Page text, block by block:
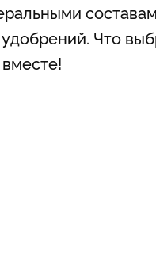
Что